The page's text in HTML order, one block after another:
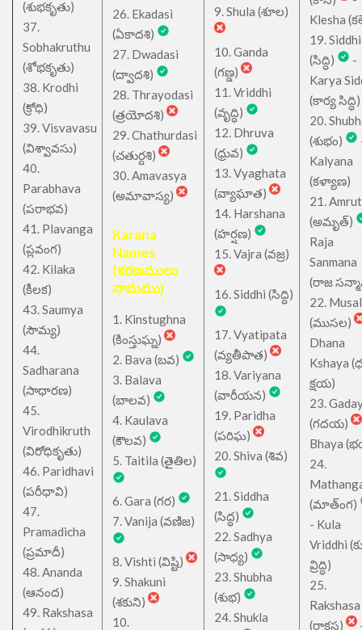
(శుభకృతు)
37.
Sobhakruthu
(శోభకృతు)
38. Krodhi
(క్రోధి)
39. Visvavasu
(విశ్వావసు)
40.
Parabhava
(పరాభవ)
41. Plavanga
(ప్లవంగ)
42. Kilaka
(కీలక)
43. Saumya
(సౌమ్య)
44.
Sadharana
(సాధారణ)
45.
Virodhikruth
(విరోధికృతు)
46. Paridhavi
(పరీధావి)
47.
Pramadicha
(ప్రమాదీ)
48. Ananda
(ఆనంద)
49. Rakshasa
26. Ekadasi
(ఏకాదశి)
27. Dwadasi
(ద్వాదశి)
28. Thrayodasi
(త్రయోదశి)
29. Chathurdasi
(చతుర్దశి)
30. Amavasya
(అమావాస్య)
Karana
Names
(కరణములు
నామము)
1. Kinstughna
(కింస్తుఘ్న)
2. Bava (బవ)
3. Balava
(బాలవ)
4. Kaulava
(కౌలవ)
5. Taitila (తైతిల)
6. Gara (గర)
7. Vanija (వణిజ)
8. Vishti (విష్టి)
9. Shakuni
(శకుని)
10.
9. Shula (శూల)
10. Ganda
(గణ్డ)
11. Vriddhi
(వృద్ధి)
12. Dhruva
(ధ్రువ)
13. Vyaghata
(వ్యాఘాత)
14. Harshana
(హర్షణ)
15. Vajra (వజ్ర)
16. Siddhi (సిద్ధి)
17. Vyatipata
(వ్యతీపాత)
18. Variyana
(వారీయన)
19. Paridha
(పరిఘ)
20. Shiva (శివ)
21. Siddha
(సిద్ధ)
22. Sadhya
(సాధ్య)
23. Shubha
(శుభ)
24. Shukla
Klesha
19. Siddhi
(సిద్ధి)
-
Karya
(కార్య సిద్ధి)
20.
(శుభం)
Kalyana
(కళ్యాణ)
21.
(అమృత్)
Raja
Sanmana
(రాజ
22.
(ముసల)
Dhana
Kshaya
క్షయ)
23.
(గదయ)
Bhaya
24.
(మాత్ంగ)
- Kula
Vriddhi
వ్రిద్ధి)
25.
Rakshasa
(రాక్షస)